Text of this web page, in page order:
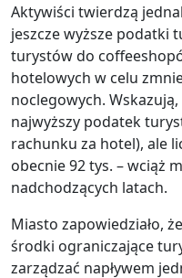
Aktywiści twierdzą
jeszcze wyższe podatki
turystów do
hotelowych w celu
noclegowych.
najwyższy podatek
rachunku za hotel), ale
obecnie 92 tys. – wciąż
nadchodzących latach.
Miasto zapowiedziało,
środki ograniczające
zarządzać napływem